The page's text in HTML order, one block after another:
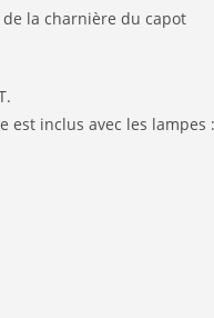
la charnière du capot
inclus avec les lampes